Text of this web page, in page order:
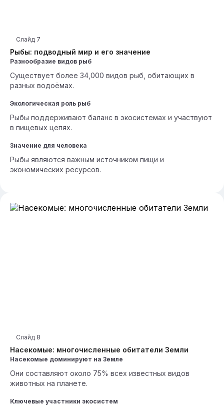
Рыбы: подводный мир и его значение
Слайд 7
Разнообразие видов рыб
Существует более 34,000 видов рыб, обитающих в
разных водоёмах.
Экологическая роль рыб
Рыбы поддерживают баланс в экосистемах и участвуют
в пищевых цепях.
Значение для человека
Рыбы являются важным источником пищи и
экономических ресурсов.
Насекомые: многочисленные обитатели Земли
Слайд 8
Насекомые доминируют на Земле
Они составляют около 75% всех известных видов
животных на планете.
Ключевые участники экосистем